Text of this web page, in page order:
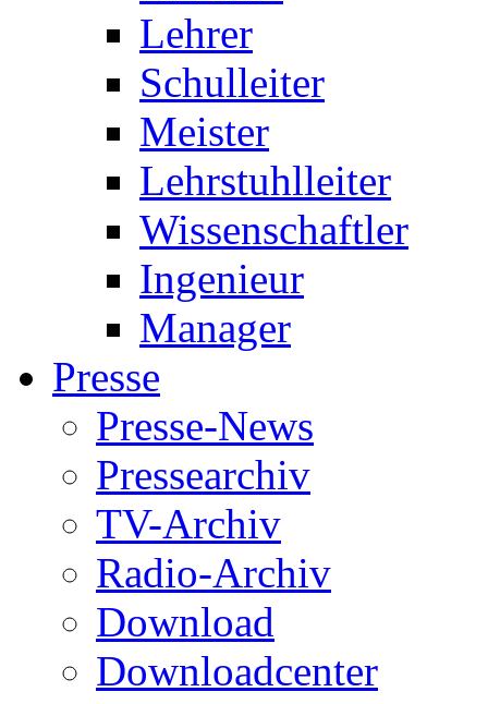
Lehrer
Schulleiter
Meister
Lehrstuhlleiter
Wissenschaftler
Ingenieur
Manager
Presse
Presse-News
Pressearchiv
TV-Archiv
Radio-Archiv
Download
Downloadcenter